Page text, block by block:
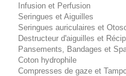
Infusion et Perfusion
Seringues et Aiguilles
Seringues auriculaires et
Destructeur d'aiguilles et
Pansements, Bandages et
Coton hydrophile
Compresses de gaze et